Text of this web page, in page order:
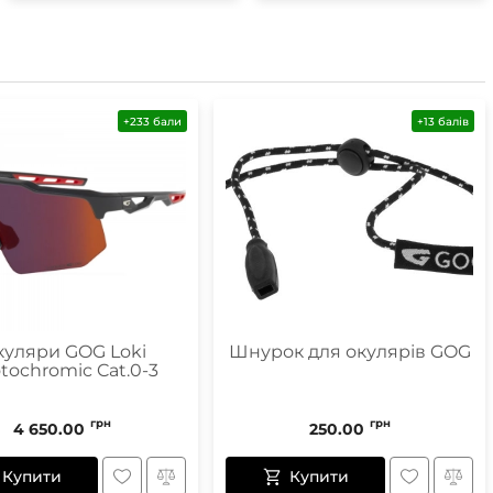
Пінцети для вилучення кліщів
Пристрої для відлякування
Беруші
Парасолі
Маски для сну
Ремнабори
+233 бали
GOG Loki
Cat.0-3
4 650.00 грн
Купити
+13 балів
Шнурок для окулярів GOG
250.00 грн
Купити